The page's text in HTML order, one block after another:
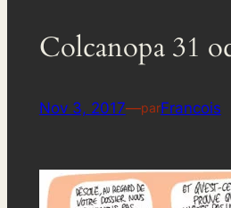
Colcanopa 31
Nov 3, 2017—parFrancois